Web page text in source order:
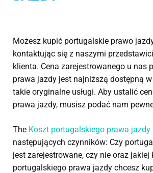
Możesz kupić portugalskie prawo
kontaktując się z naszymi
klienta. Cena zarejestrowanego u nas
prawa jazdy jest najniższą dostępną
takie oryginalne usługi. Aby ustalić
prawa jazdy, musisz podać nam
The Koszt portugalskiego prawa jazdy
następujących czynników: Czy
jest zarejestrowane, czy nie oraz jakiej
portugalskiego prawa jazdy chcesz